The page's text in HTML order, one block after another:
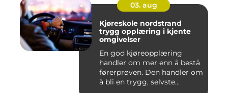
03. aug
Kjøreskole nordstrand
trygg opplæring i kjente
omgivelser
En god kjøreopplæring
handler om mer enn å bestå
førerprøven. Den handler om
å bli en trygg, selvste...